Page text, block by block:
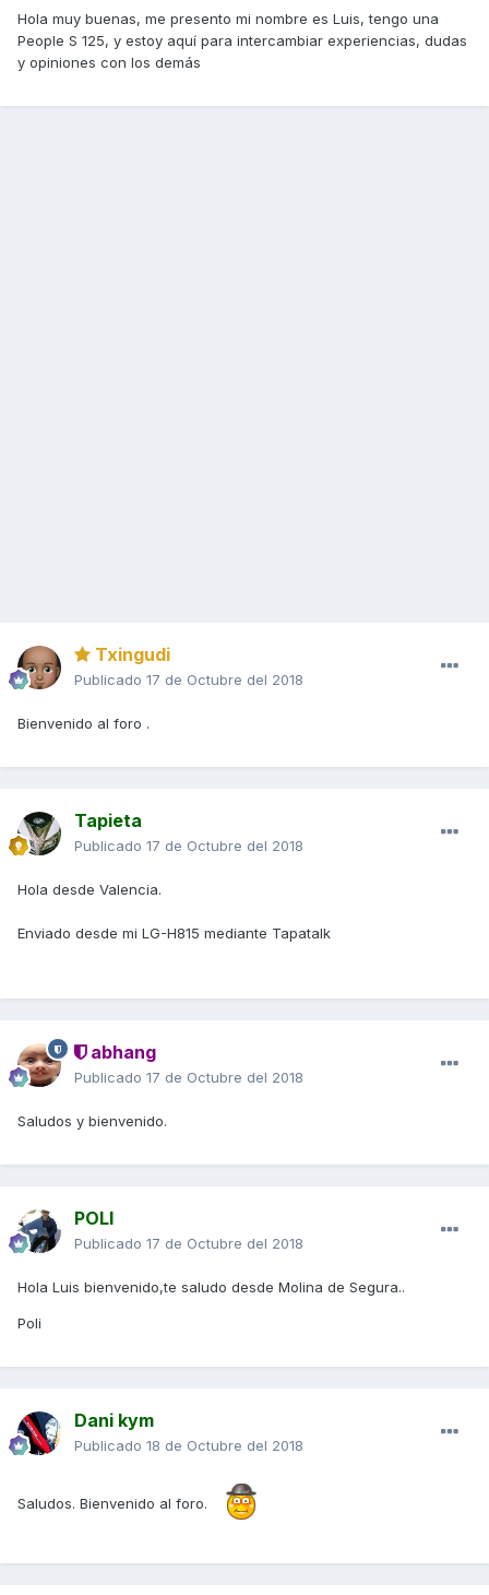
Hola muy buenas, me presento mi nombre es Luis, tengo una
People S 125, y estoy aquí para intercambiar experiencias, dudas
y opiniones con los demás
Txingudi
Publicado 17 de Octubre del 2018
Bienvenido al foro .
Tapieta
Publicado 17 de Octubre del 2018
Hola desde Valencia.
Enviado desde mi LG-H815 mediante Tapatalk
abhang
Publicado 17 de Octubre del 2018
Saludos y bienvenido.
POLI
Publicado 17 de Octubre del 2018
Hola Luis bienvenido,te saludo desde Molina de Segura..
Poli
Dani kym
Publicado 18 de Octubre del 2018
Saludos. Bienvenido al foro.